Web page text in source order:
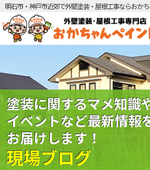
明石市・神戸市近郊で外壁塗装・屋根工事ならおか
塗装に関するマメ知識
イベントなど最新情報
お届けします！
現場ブログ